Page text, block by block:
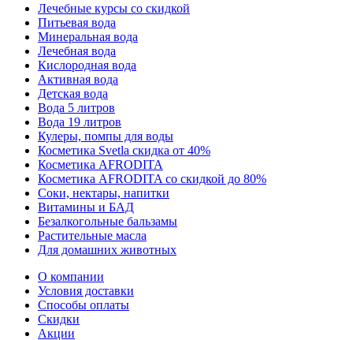
Лечебные курсы со скидкой
Питьевая вода
Минеральная вода
Лечебная вода
Кислородная вода
Активная вода
Детская вода
Вода 5 литров
Вода 19 литров
Кулеры, помпы для воды
Косметика Svetla скидка от 40%
Косметика AFRODITA
Косметика AFRODITA со скидкой до 80%
Соки, нектары, напитки
Витамины и БАД
Безалкогольные бальзамы
Растительные масла
Для домашних животных
О компании
Условия доставки
Способы оплаты
Скидки
Акции